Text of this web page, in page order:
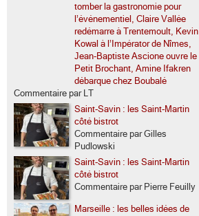
tomber la gastronomie pour
l’événementiel, Claire Vallée
redémarre à Trentemoult, Kevin
Kowal à l’Impérator de Nîmes,
Jean-Baptiste Ascione ouvre le
Petit Brochant, Amine Ifakren
débarque chez Boubalé
Commentaire par LT
Saint-Savin : les Saint-Martin
côté bistrot
Commentaire par Gilles
Pudlowski
Saint-Savin : les Saint-Martin
côté bistrot
Commentaire par Pierre Feuilly
Marseille : les belles idées de